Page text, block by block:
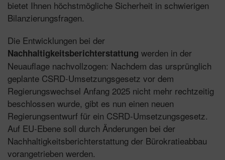
bietet Ihnen höchstmögliche Sicherheit in schwierigen
Bilanzierungsfragen.
Die Entwicklungen bei der
Nachhaltigkeitsberichterstattung werden in der
Neuauflage nachvollzogen: Nachdem das ursprünglich
geplante CSRD-Umsetzungsgesetz vor dem
Regierungswechsel Anfang 2025 nicht mehr rechtzeitig
beschlossen wurde, gibt es nun einen neuen
Regierungsentwurf für ein CSRD-Umsetzungsgesetz.
Auf EU-Ebene soll durch Änderungen bei der
Nachhaltigkeitsberichterstattung der Bürokratieabbau
vorangetrieben werden.